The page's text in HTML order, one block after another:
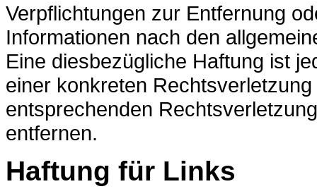
Verpflichtungen zur Entfernung
Informationen nach den
Eine diesbezügliche Haftung ist
einer konkreten
entsprechenden
entfernen.
Haftung für Links